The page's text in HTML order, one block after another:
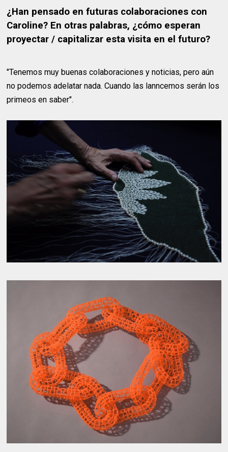
¿Han pensado en futuras colaboraciones con
Caroline? En otras palabras, ¿cómo esperan
proyectar / capitalizar esta visita en el futuro?
"Tenemos muy buenas colaboraciones y noticias, pero aún
no podemos adelatar nada. Cuando las lanncemos serán los
primeos en saber".